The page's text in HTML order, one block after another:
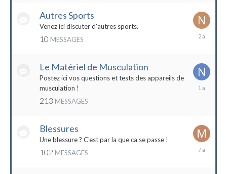
Autres Sports
Venez ici discuter d'autres sports.
10 MESSAGES
18
Le Matériel de Musculation
Postez ici vos questions et tests des appareils de
musculation !
213 MESSAGES
Blessures
Une blessure ? C'est par la que ca se passe !
102 MESSAGES
19